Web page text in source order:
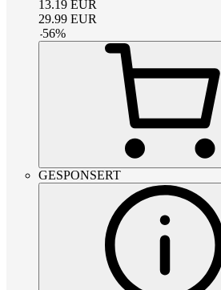
13.19 EUR
29.99 EUR
-56%
GESPONSERT